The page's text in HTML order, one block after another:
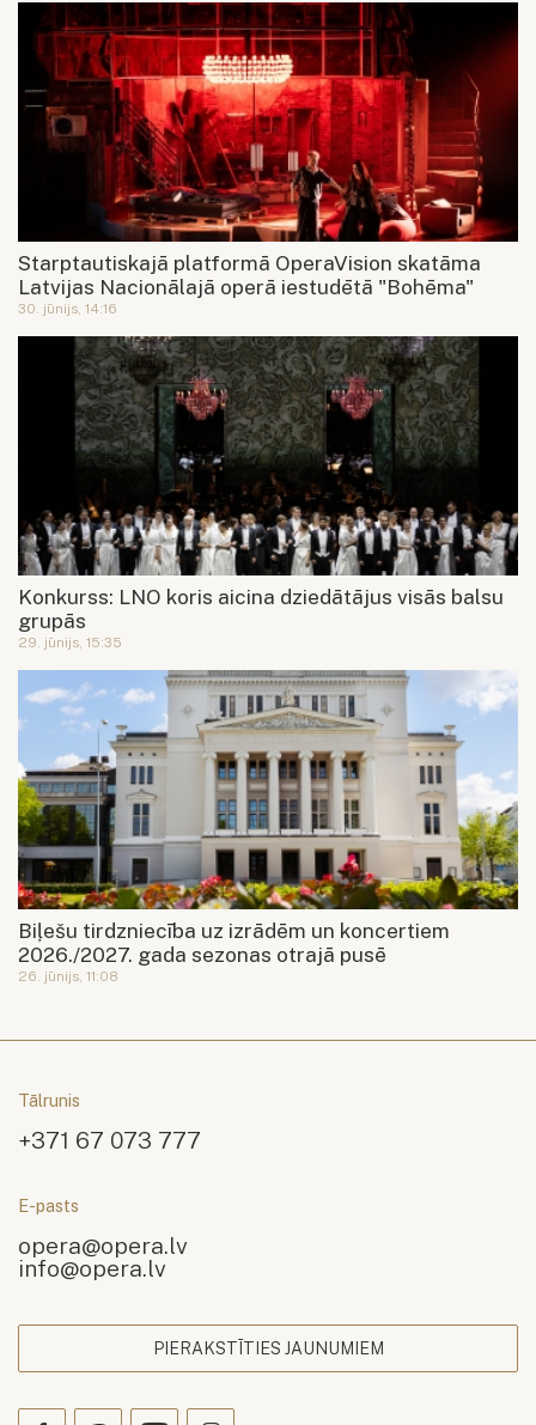
Starptautiskajā platformā OperaVision skatāma
Latvijas Nacionālajā operā iestudētā "Bohēma"
30. jūnijs, 14:16
Konkurss: LNO koris aicina dziedātājus visās balsu
grupās
29. jūnijs, 15:35
Biļešu tirdzniecība uz izrādēm un koncertiem
2026./2027. gada sezonas otrajā pusē
26. jūnijs, 11:08
Tālrunis
+371 67 073 777
E-pasts
opera@opera.lv
info@opera.lv
PIERAKSTĪTIES JAUNUMIEM